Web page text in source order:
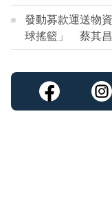
發動募款運送物
球搖籃」 蔡其